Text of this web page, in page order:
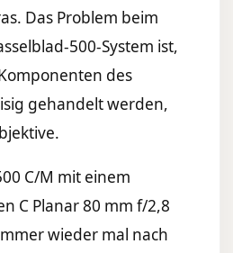
Das Problem beim
500-System ist,
des
gehandelt werden,
C/M mit einem
C Planar 80 mm f/2,8
wieder mal nach